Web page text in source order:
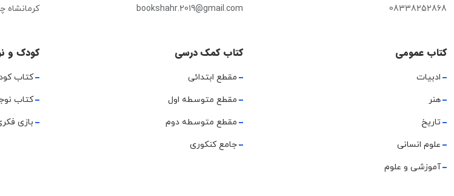
08338252868
bookshahr.2019@gmail.com کرمانشاه
کتاب عمومی
ادبیات
هنر
تاریخ
علوم انسانی
آموزشی و علوم
کتاب کمک درسی
مقطع ابتدائی
مقطع متوسطه اول
مقطع متوسطه دوم
جامع کنکوری
کودک و
کتاب
کتاب
بازی